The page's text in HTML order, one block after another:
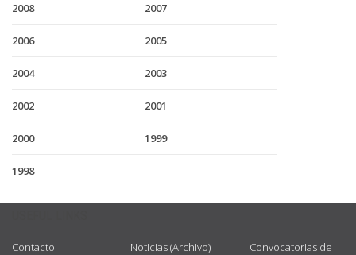
2008 2007
2006 2005
2004 2003
2002 2001
2000 1999
1998
Contacto
Noticias (Archivo)
Convocatorias de